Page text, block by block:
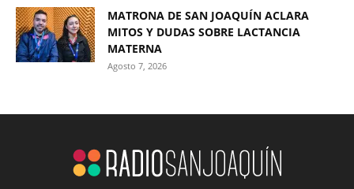
MATRONA DE SAN JOAQUÍN ACLARA
MITOS Y DUDAS SOBRE LACTANCIA
MATERNA
Agosto 7, 2026